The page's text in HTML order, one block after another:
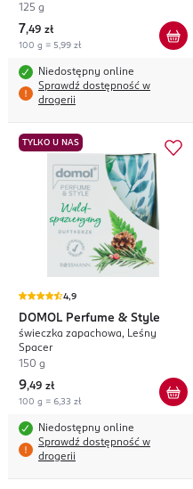
125 g
7,49 zł
100 g = 5,99 zł
Niedostępny online
Sprawdź dostępność w
drogerii
TYLKO U NAS
4,9
DOMOL Perfume & Style
świeczka zapachowa, Leśny
Spacer
150 g
9,49 zł
100 g = 6,33 zł
Niedostępny online
Sprawdź dostępność w
drogerii